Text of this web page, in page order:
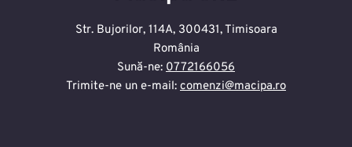
Str. Bujorilor, 114A, 300431, Timisoara
România
Sună-ne: 0772166056
Trimite-ne un e-mail: comenzi@macipa.ro